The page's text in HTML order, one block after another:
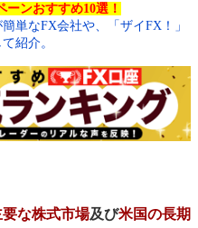
ーンおすすめ10選！
単なFX会社や、「ザイFX！」
紹介。
要な株式市場及び米国の長期